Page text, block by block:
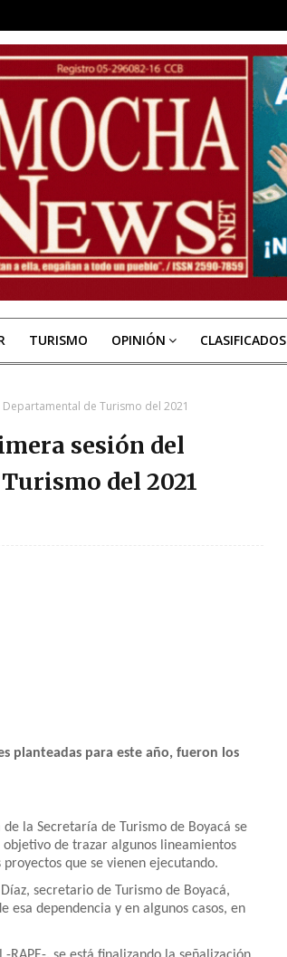
TURISMO OPINIÓN CLASIFICADOS
de Turismo del 2021
sesión del
del 2021
planteadas para este año, fueron los
de la Secretaría de Turismo de Boyacá se
de trazar algunos lineamientos
que se vienen ejecutando.
secretario de Turismo de Boyacá,
esa dependencia y en algunos casos, en